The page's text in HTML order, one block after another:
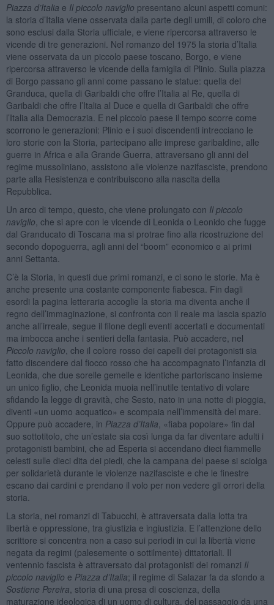
Piazza d’Italia e Il piccolo naviglio presentano alcuni aspetti comuni:
la storia d’Italia viene osservata dalla parte degli umili, di coloro che
sono esclusi dalla Storia ufficiale, e viene ripercorsa attraverso le
vicende di tre generazioni. Nel romanzo del 1975 la storia d’Italia
viene osservata da un piccolo paese toscano, Borgo, e viene
ripercorsa attraverso le vicende della famiglia di Plinio. Sulla piazza
di Borgo passano gli anni come passano le statue: quella del
Granduca, quella di Garibaldi che offre l’Italia al Re, quella di
Garibaldi che offre l’Italia al Duce e quella di Garibaldi che offre
l’Italia alla Democrazia. E nel piccolo paese il tempo scorre come
scorrono le generazioni: Plinio e i suoi discendenti intrecciano le
loro storie con la Storia, partecipano alle imprese garibaldine, alle
guerre in Africa e alla Grande Guerra, attraversano gli anni del
regime mussoliniano, assistono alle violenze nazifasciste, prendono
parte alla Resistenza e contribuiscono alla nascita della
Repubblica.
Un arco di tempo, questo, che viene prolungato con Il piccolo
naviglio , che si apre con le vicende di Leonida o Leonido che fugge
dal Granducato di Toscana ma si protrae fino alla ricostruzione del
secondo dopoguerra, agli anni del “boom” economico e ai primi
anni Settanta.
C’è la Storia, in questi due primi romanzi, e ci sono le storie. Ma è
anche presente una costante componente fiabesca. Fin dagli
esordi la pagina letteraria accoglie la storia ma diventa anche il
regno dell’immaginazione, si confronta con il reale ma lascia spazio
anche all’irreale, segue il filone degli eventi accertati e documentati
ma imbocca anche i sentieri della fantasia. Può accadere, nel
Piccolo naviglio , che il colore rosso dei capelli dei protagonisti sia
fatto discendere dal fiocco rosso che ha accompagnato l’infanzia di
Leonida, che due sorelle gemelle e identiche partoriscano insieme
un unico figlio, che Leonida muoia nell’inutile tentativo di volare
sfidando la legge di gravità, che Sesto, nato in una notte di pioggia,
diventi «un uomo acquatico» e scompaia nell’immensità del mare.
Oppure può accadere, in Piazza d’Italia , «fiaba popolare» fin dal
suo sottotitolo, che un’estate sia così lunga da far diventare adulti i
protagonisti bambini, che ad Esperia si accendano dieci fiammelle
celesti sulle dieci dita dei piedi, che la campana del paese si sciolga
per solidarietà durante le violenze nazifasciste e che le finestre
escano dai cardini e prendano il volo per non vedere gli orrori della
storia.
La storia, nei romanzi di Tabucchi, è attraversata dalla lotta tra
libertà e oppressione, tra giustizia e ingiustizia. E l’attenzione dello
scrittore si concentra non a caso sui periodi in cui la libertà viene
negata da regimi (palesemente o sottilmente) dittatoriali. Il
ventennio fascista è attraversato dai protagonisti dei romanzi Il
piccolo naviglio e Piazza d’Italia; il regime di Salazar fa da sfondo a
Sostiene Pereira , storia di una presa di coscienza, della
maturazione ideologica di un uomo di cultura, del passaggio da una